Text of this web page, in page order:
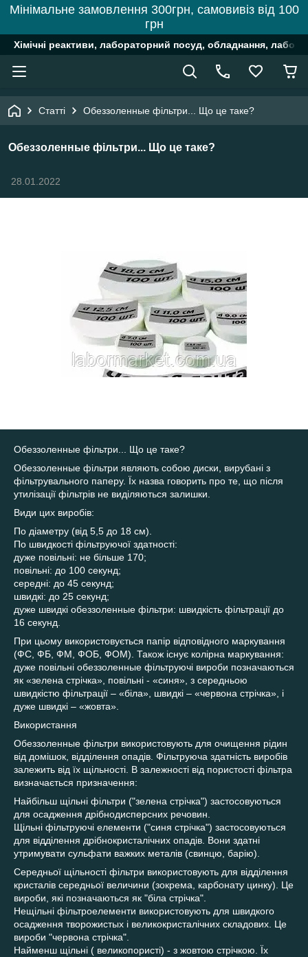
Мінімальне замовлення 300грн, самовивіз від 100
грн
Хімічні реактиви, лабораторний посуд, обладнання,
Статті Обеззоленные фільтри... Що це таке?
Обеззоленные фільтри... Що це таке?
28.01.2022
Обеззоленные фільтри... Що це таке?
Обеззоленные фільтри являють собою диски, вирубані з
фільтрувального паперу. Їх назва говорить про те, що після
утилізації фільтрів не виділяються залишки.
Види цих виробів:
По діаметру (від 5,5 до 18 см).
По швидкості фільтруючої здатності:
дуже повільні: не більше 170;
повільні: до 100 секунд;
середні: до 45 секунд;
швидкі: до 25 секунд;
дуже швидкі обеззоленные фільтри: швидкість фільтрації до
16 секунд.
При цьому використовується папір відповідного маркування
(ФС, ФБ, ФМ, ФОБ, ФОМ). Також існує колірна маркування:
дуже повільні обеззоленные фільтруючі вироби позначаються
як «зелена стрічка», повільні - «синя», з середньою
швидкістю фільтрації – «біла», швидкі – «червона стрічка», і
дуже швидкі – «жовта».
Використання
Обеззоленные фільтри використовують для очищення рідин
від домішок, відділення опадів. Фільтруюча здатність виробів
залежить від їх щільності. В залежності від пористості фільтра
визначається призначення:
Найбільш щільні фільтри ("зелена стрічка") застосовуються
для осадження дрібнодисперсних речовин.
Щільні фільтруючі елементи ("синя стрічка") застосовуються
для відділення дрібнокристалічних опадів. Вони здатні
утримувати сульфати важких металів (свинцю, барію).
Середньої щільності фільтри використовують для відділення
кристалів середньої величини (зокрема, карбонату цинку). Це
вироби, які позначаються як "біла стрічка".
Нещільні фільтроелементи використовують для швидкого
осадження творожистых і великокристалічних складових. Це
вироби "червона стрічка".
Найменш щільні ( великопористі) - з жовтою стрічкою. Їх